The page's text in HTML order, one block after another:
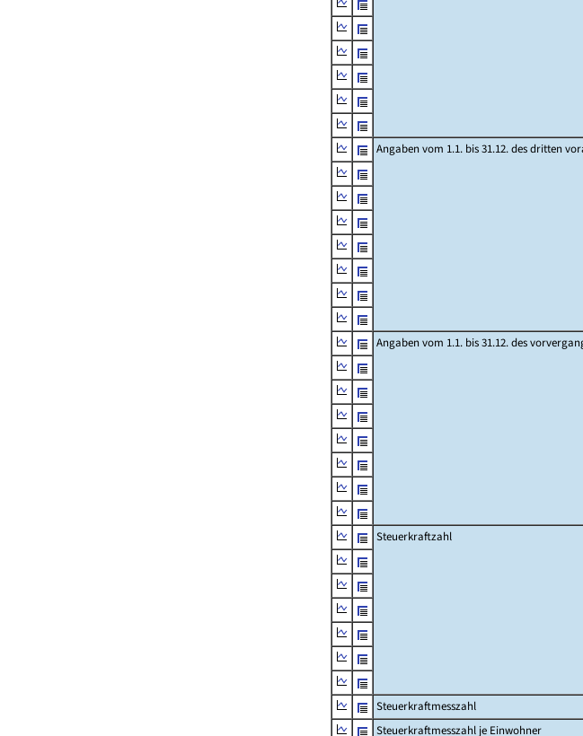
Angaben vom 1.1. bis 31.12. des dritten
Angaben vom 1.1. bis 31.12. des
Steuerkraftzahl
Steuerkraftmesszahl
Steuerkraftmesszahl je Einwohner